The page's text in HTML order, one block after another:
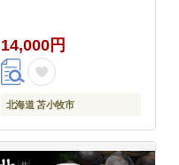
14,000円
北海道 苫小牧市